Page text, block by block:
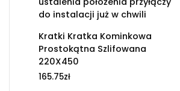
do instalacji już w chwili
Kratki Kratka Kominkowa
Prostokątna Szlifowana
220X450
165.75zł